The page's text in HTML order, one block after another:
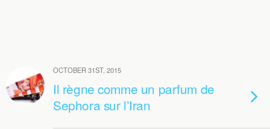
OCTOBER 31ST, 2015
Il règne comme un parfum de
Sephora sur l’Iran